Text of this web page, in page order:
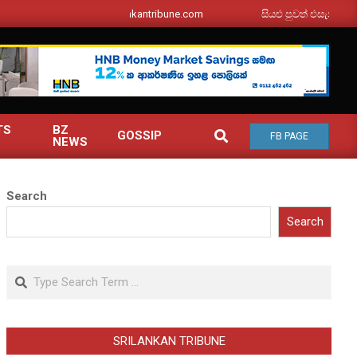
srilankantribune.com සියළු පුවත් එසැනින් ඔබ
BZ
NEWS
GOSSIP SEARCH
FB PAGE
Search
Search
Search
SRILANKAN TRIBUNE